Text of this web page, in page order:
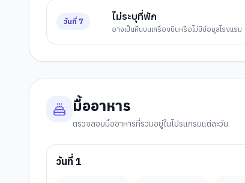
วันที่ 7 ไม่ระบุที่พัก
อาจเป็นคืนบนเครื่องบินหรือไม่มีข้อมูลโรงแรม
มื้ออาหาร
ตรวจสอบมื้ออาหารที่รวมอยู่ในโปรแกรมแต่ละวัน
วันที่ 1